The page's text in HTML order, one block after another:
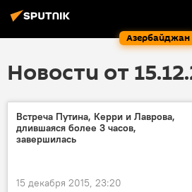
Азербайджан
Новости от
Встреча Путина, Керри и Лаврова,
длившаяся более 3 часов,
завершилась
15 декабря 2015, 23:20